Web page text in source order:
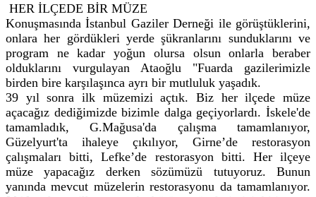
HER İLÇEDE BİR MÜZE
Konuşmasında İstanbul Gaziler Derneği ile görüştüklerini,
onlara her gördükleri yerde şükranlarını sunduklarını ve
program ne kadar yoğun olursa olsun onlarla beraber
olduklarını vurgulayan Ataoğlu "Fuarda gazilerimizle
birden bire karşılaşınca ayrı bir mutluluk yaşadık.
39 yıl sonra ilk müzemizi açtık. Biz her ilçede müze
açacağız dediğimizde bizimle dalga geçiyorlardı. İskele'de
tamamladık, G.Mağusa'da çalışma tamamlanıyor,
Güzelyurt'ta ihaleye çıkılıyor, Girne’de restorasyon
çalışmaları bitti, Lefke’de restorasyon bitti. Her ilçeye
müze yapacağız derken sözümüzü tutuyoruz. Bunun
yanında mevcut müzelerin restorasyonu da tamamlanıyor.